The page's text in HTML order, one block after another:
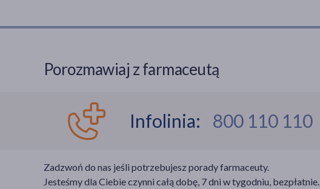
Porozmawiaj z farmaceutą
Infolinia: 800 110 110
Zadzwoń do nas jeśli potrzebujesz porady farmaceuty.
Jesteśmy dla Ciebie czynni całą dobę, 7 dni w tygodniu, bezpłatnie.